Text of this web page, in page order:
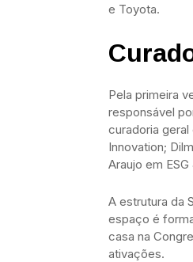
e Toyota.
Pela primeira
responsável
curadoria
Innovation;
Araujo em
A estrutura da
espaço é
casa na
ativações.